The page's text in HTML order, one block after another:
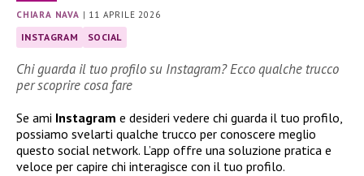
CHIARA NAVA | 11 APRILE 2026
INSTAGRAM SOCIAL
Chi guarda il tuo profilo su Instagram? Ecco qualche trucco
per scoprire cosa fare
Se ami Instagram e desideri vedere chi guarda il tuo profilo,
possiamo svelarti qualche trucco per conoscere meglio
questo social network. L’app offre una soluzione pratica e
veloce per capire chi interagisce con il tuo profilo.